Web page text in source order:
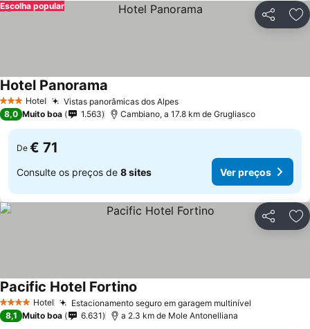
Partilhar
Escolha popular
3 EstrelasHotel Vistas panorâmicas dos AlpesVer preços
Hotel Panorama
8,0 Muito boa 1.563 Cambiano, a 17.8 km de Grugliasco
De € 71
Consulte os preços de 8 sites Ver preços
Partilhar
4 EstrelasHotel Estacionamento seguro em garagem multinível
Pacific Hotel Fortino
8,1 Muito boa 6.631 a 2.3 km de Mole Antonelliana